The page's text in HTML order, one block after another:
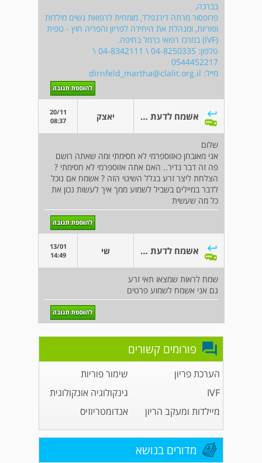
בברכה,
פרופסור מרתה דירנפלד, מומחית לרפואת נשים מילדות
ופוריות, ומנהלת את היחידה לפריון והפריה חוץ - גופית
(IVF) במרכז רפואי כרמל בחיפה.
טלפון: 04-8250335 \ 04-8342111 \
0544452217
מייל: dirnfeld_martha@clalit.org.il
אשמח לדעת פרטים יאצק
20/11
08:37
שלום
אני מאובחן כאזוספרמי לא חסימתי ומה שאתה רושם
פה זה דבר נדיר.. האם אתה אזוספרמי לא חסימתי ?
הצלחת ליצר זרע בגלל השינוי הזה ? אשמח אם נוכל
לדבר במיילים בשביל לשמוע ממך איך לעשות נכון את
כל מה שעשית
אשמח לדעת פרטים שי
13/01
14:49
שמח לראות שמצאו תאי זרע
גם אני אשמח לשמוע פרטים
פורומים קשורים
הערכת פריון
שימור פוריות
IVF
גינקולוגיה אונקולוגית
מיילדות ומעקב הריון
אנדומטריוזיס
מדורים בנושא